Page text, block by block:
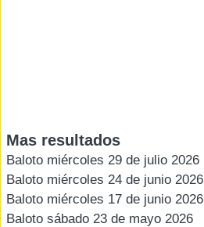
Mas resultados
Baloto miércoles 29 de julio 2026
Baloto miércoles 24 de junio 2026
Baloto miércoles 17 de junio 2026
Baloto sábado 23 de mayo 2026